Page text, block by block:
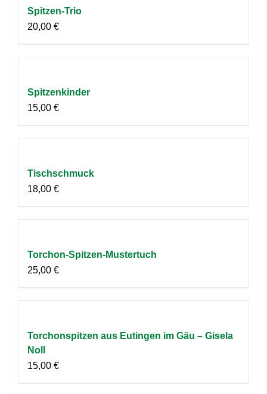
Spitzen-Trio
20,00 €
Spitzenkinder
15,00 €
Tischschmuck
18,00 €
Torchon-Spitzen-Mustertuch
25,00 €
Torchonspitzen aus Eutingen im Gäu – Gisela
Noll
15,00 €